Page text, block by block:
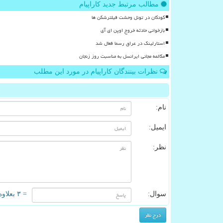
مطالب مرتبط جدید کاراپیام
کودکان در تونل وحشت فیلترشکن ها
بازخوانی حادثه خروج اوپن ای آی
استارلینک در عراق رسما فعال شد
مکالمه مجانی ایرانسل به مناسبت روز زنجان
نظرات بینندگان کاراپیام در مورد این مطلب
نام:
ایمیل:
نظر:
سوال: = ۳ بعلاوه ۱